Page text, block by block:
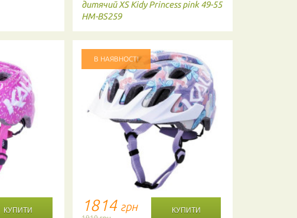
дитячий XS Kidy Princess pink 49-55
HM-BS259
В НАЯВНОСТІ
1814 грн